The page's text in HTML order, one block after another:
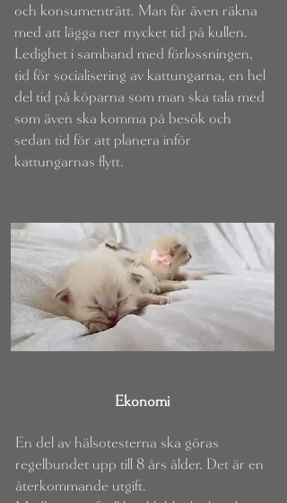
och konsumenträtt. Man får även räkna
med att lägga ner mycket tid på kullen.
Ledighet i samband med förlossningen,
tid för socialisering av kattungarna, en hel
del tid på köparna som man ska tala med
som även ska komma på besök och
sedan tid för att planera inför
kattungarnas flytt.
Ekonomi
En del av hälsotesterna ska göras
regelbundet upp till 8 års ålder. Det är en
återkommande utgift.